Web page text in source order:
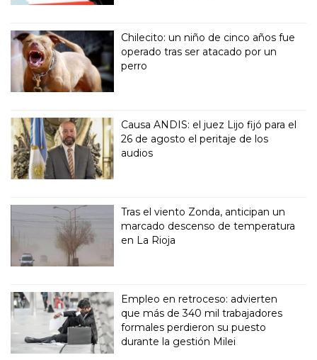
Chilecito: un niño de cinco años fue
operado tras ser atacado por un
perro
Causa ANDIS: el juez Lijo fijó para el
26 de agosto el peritaje de los
audios
Tras el viento Zonda, anticipan un
marcado descenso de temperatura
en La Rioja
Empleo en retroceso: advierten
que más de 340 mil trabajadores
formales perdieron su puesto
durante la gestión Milei